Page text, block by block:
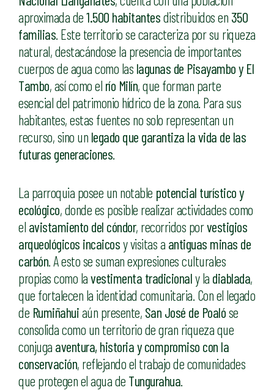
aproximada de1.500 habitantesdistribuidos en 350
familias. Este territorio se caracteriza por su riqueza
natural, destacándose la presencia de importantes
cuerpos de agua como las lagunas de Pisayambo y El
Tambo, así como el río Milín, que forman parte
esencial del patrimonio hídrico de la zona. Para sus
habitantes, estas fuentes no solo representan un
recurso, sino un legado que garantiza la vida de las
futuras generaciones.
La parroquia posee un notable potencial turístico y
ecológico, donde es posible realizar actividades como
el avistamiento del cóndor, recorridos porvestigios
arqueológicos incaicosy visitas a antiguas minas de
carbón. A esto se suman expresiones culturales
propias como lavestimenta tradicionaly la diablada,
que fortalecen la identidad comunitaria. Con el legado
de Rumiñahuiaún presente, San José de Poalóse
consolida como un territorio de gran riqueza que
conjuga aventura, historia y compromiso con la
conservación, reflejando el trabajo de comunidades
que protegen el agua de Tungurahua.